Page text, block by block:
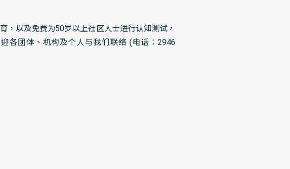
，以及免费为50岁以上社区人士进行认知测试，
各团体、机构及个人与我们联络 (电话：2946